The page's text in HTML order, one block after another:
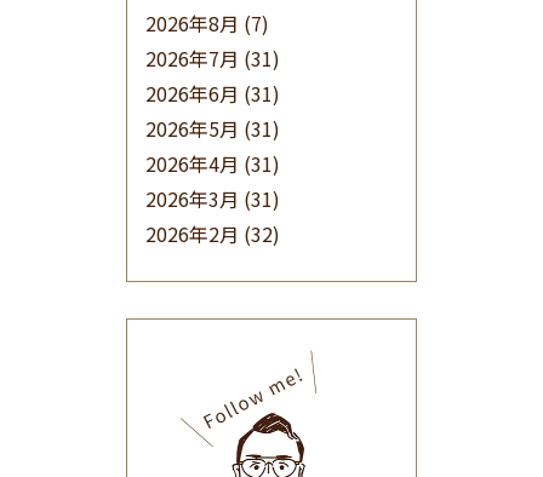
2026年8月 (7)
2026年7月 (31)
2026年6月 (31)
2026年5月 (31)
2026年4月 (31)
2026年3月 (31)
2026年2月 (32)
(32)
2025年9月(30)
2025年8月(31)